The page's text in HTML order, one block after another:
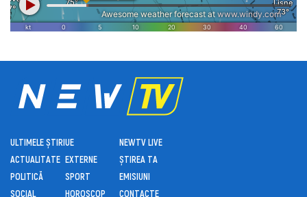
ULTIMELE ȘTIRI
ACTUALITATE
POLITICĂ
SOCIAL
UE
EXTERNE
SPORT
HOROSCOP
NEWTV LIVE
ȘTIREA TA
EMISIUNI
CONTACTE